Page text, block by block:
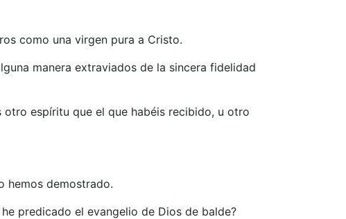
como una virgen pura a Cristo.
manera extraviados de la sincera fidelidad
espíritu que el que habéis recibido, u otro
hemos demostrado.
predicado el evangelio de Dios de balde?